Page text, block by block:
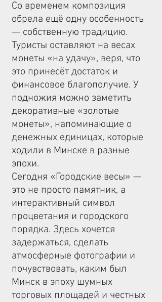
Со временем композиция
обрела ещё одну особенность
— собственную традицию.
Туристы оставляют на весах
монеты «на удачу», веря, что
это принесёт достаток и
финансовое благополучие. У
подножия можно заметить
декоративные «золотые
монеты», напоминающие о
денежных единицах, которые
ходили в Минске в разные
эпохи.
Сегодня «Городские весы» —
это не просто памятник, а
интерактивный символ
процветания и городского
порядка. Здесь хочется
задержаться, сделать
атмосферные фотографии и
почувствовать, каким был
Минск в эпоху шумных
торговых площадей и честных